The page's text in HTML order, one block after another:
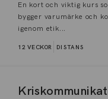
En kort och viktig kurs
bygger varumärke och
igenom etik...
12 VECKOR DISTANS